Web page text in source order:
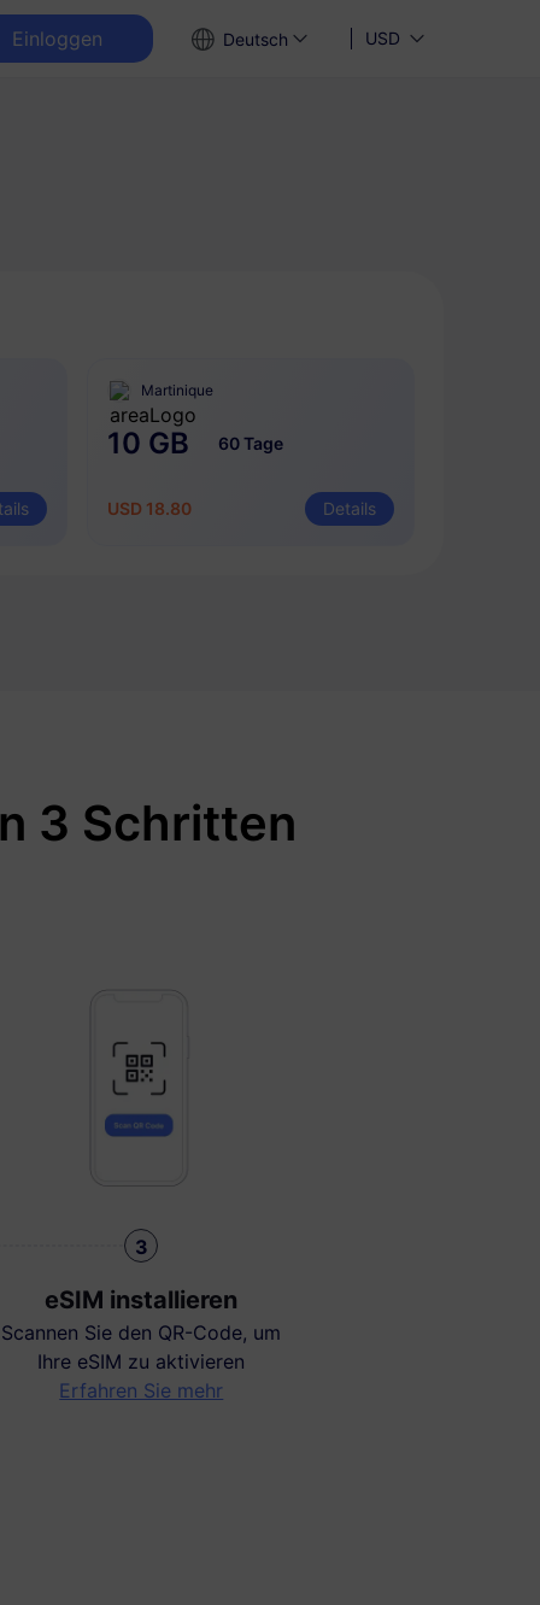
Einloggen Deutsch USD
Martinique
10 GB 60 Tage
USD 18.80 Details
3 Schritten
3
eSIM installieren
Scannen Sie den QR-Code, um
Ihre eSIM zu aktivieren
Erfahren Sie mehr